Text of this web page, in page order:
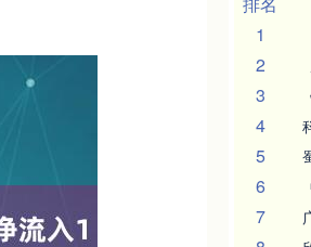
1
2
3
4
5
6
7